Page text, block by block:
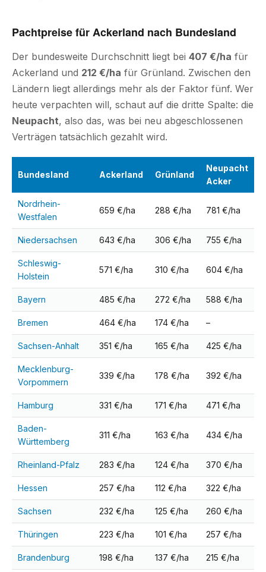
Pachtpreise für Ackerland nach Bundesland
Der bundesweite Durchschnitt liegt bei 407 €/ha für
Ackerland und 212 €/ha für Grünland. Zwischen den
Ländern liegt allerdings mehr als der Faktor fünf. Wer
heute verpachten will, schaut auf die dritte Spalte: die
Neupacht, also das, was bei neu abgeschlossenen
Verträgen tatsächlich gezahlt wird.
Bundesland Ackerland Grünland
Neupacht
Acker
Nordrhein-
Westfalen
659 €/ha 288 €/ha 781 €/ha
Niedersachsen 643 €/ha 306 €/ha 755 €/ha
Schleswig-
Holstein
571 €/ha 310 €/ha 604 €/ha
Bayern 485 €/ha 272 €/ha 588 €/ha
Bremen 464 €/ha 174 €/ha –
Sachsen-Anhalt 351 €/ha 165 €/ha 425 €/ha
Mecklenburg-
Vorpommern
339 €/ha 178 €/ha 392 €/ha
Hamburg 331 €/ha 171 €/ha 471 €/ha
Baden-
Württemberg
311 €/ha 163 €/ha 434 €/ha
Rheinland-Pfalz 283 €/ha 124 €/ha 370 €/ha
Hessen 257 €/ha 112 €/ha 322 €/ha
Sachsen 232 €/ha 125 €/ha 260 €/ha
Thüringen 223 €/ha 101 €/ha 257 €/ha
Brandenburg 198 €/ha 137 €/ha 215 €/ha